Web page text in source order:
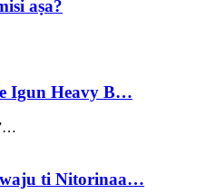
aṣa?
Igun Heavy B…
ti Nitorinaa…